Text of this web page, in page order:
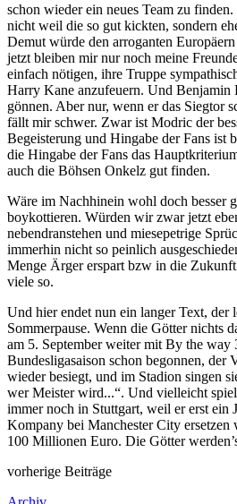
schon wieder ein neues Team zu finden.
nicht weil die so gut kickten, sondern
Demut würde den arroganten
jetzt bleiben mir nur noch meine
einfach nötigen, ihre Truppe
Harry Kane anzufeuern. Und Benjamin
gönnen. Aber nur, wenn er das Siegtor
fällt mir schwer. Zwar ist Modric der
Begeisterung und Hingabe der Fans ist
die Hingabe der Fans das
auch die Böhsen Onkelz gut finden.
Wäre im Nachhinein wohl doch besser
boykottieren. Würden wir zwar jetzt
nebendranstehen und miesepetrige
immerhin nicht so peinlich
Menge Ärger erspart bzw in die
viele so.
Und hier endet nun ein langer Text, der
Sommerpause. Wenn die Götter nichts
am 5. September weiter mit By the way
Bundesligasaison schon begonnen, der
wieder besiegt, und im Stadion singen
wer Meister wird...“. Und vielleicht
immer noch in Stuttgart, weil er erst ein
Kompany bei Manchester City
100 Millionen Euro. Die Götter
vorherige Beiträge